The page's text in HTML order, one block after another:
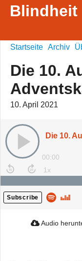
Blindheit
Startseite Archiv
Die 10.
10. April 2021
Die 10.
00:00
Subscribe
Audio